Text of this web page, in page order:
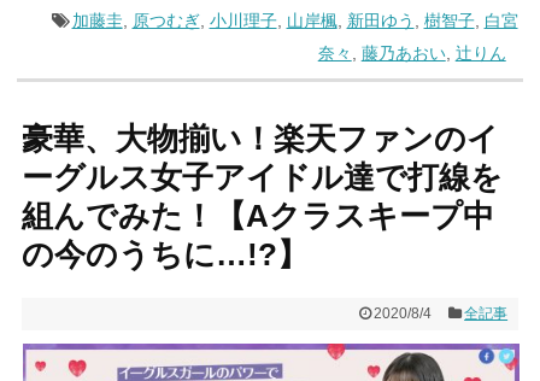
加藤圭 原つむぎ, 小川理子, 山岸楓, 新田ゆう 樹智子, 白宮
奈々
藤乃あおい, 辻りん
豪華、大物揃い！楽天ファンのイ
ーグルス女子アイドル達で打線を
組んでみた！【Aクラスキープ中
の今のうちに…!?】
2020/8/4 全記事